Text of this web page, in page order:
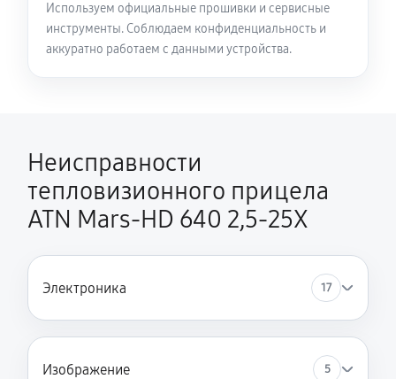
видоискателе и на видео
60 минут
Перепрошивка и обновление устройства
60 минут
Используем официальные прошивки и сервисные
инструменты. Соблюдаем конфиденциальность и
аккуратно работаем с данными устройства.
Неисправности
тепловизионного прицела
ATN Mars-HD 640 2,5-25X
Электроника 17
Изображение 5